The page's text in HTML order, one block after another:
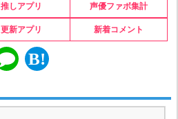
推しアプリ 声優ファボ集計
更新アプリ 新着コメント